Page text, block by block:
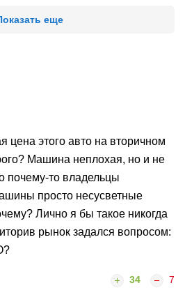
еще
цена этого авто на вторичном
Машина неплохая, но и не
почему-то владельцы
просто несусветные
Лично я бы такое никогда
рынок задался вопросом:
34 7